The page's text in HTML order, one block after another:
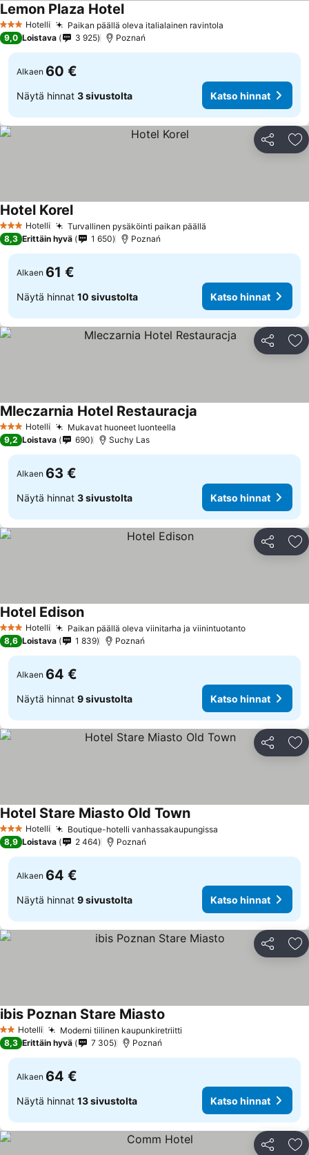
3 Tähtiluokitus
Hotelli Paikan päällä oleva italialainen ravintola
Lemon Plaza HotelKatso hinnat
9,0 Loistava 3 925 Poznań
Alkaen 60 €
Näytä hinnat 3 sivustolta Katso hinnat
Jaa
3 Tähtiluokitus
Hotelli Turvallinen pysäköinti paikan päällä
Hotel KorelKatso hinnat
8,3 Erittäin hyvä 1 650 Poznań
Alkaen 61 €
Näytä hinnat 10 sivustolta Katso hinnat
Jaa
3 Tähtiluokitus
Hotelli Mukavat huoneet luonteella
Mleczarnia Hotel Restauracja
9,2 Loistava 690 Suchy Las
Alkaen 63 €
Näytä hinnat 3 sivustolta Katso hinnat
Jaa
3 Tähtiluokitus
Hotelli Paikan päällä oleva viinitarha ja viinintuotantoKatso hinnat
Hotel EdisonKatso hinnat
8,6 Loistava 1 839 Poznań
Alkaen 64 €
Näytä hinnat 9 sivustolta Katso hinnat
Jaa
3 Tähtiluokitus
Hotelli Boutique-hotelli vanhassakaupungissa
Hotel Stare Miasto Old TownKatso hinnat
8,9 Loistava 2 464 Poznań
Alkaen 64 €
Näytä hinnat 9 sivustolta Katso hinnat
Jaa
2 Tähtiluokitus
Hotelli Moderni tiilinen kaupunkiretriitti
ibis Poznan Stare Miasto
8,3 Erittäin hyvä 7 305 Poznań
Alkaen 64 €
Näytä hinnat 13 sivustolta Katso hinnat
Jaa